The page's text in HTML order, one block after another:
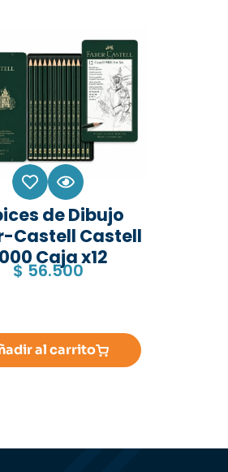
de Dibujo
Castell Castell
Caja x12
$56.500
al carrito